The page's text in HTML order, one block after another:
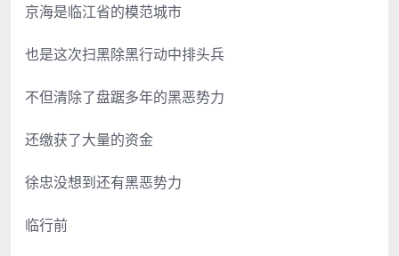
京海是临江省的模范城市
也是这次扫黑除黑行动中排头兵
不但清除了盘踞多年的黑恶势力
还缴获了大量的资金
徐忠没想到还有黑恶势力
临行前